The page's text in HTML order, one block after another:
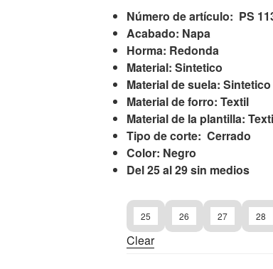
was:
$900.00.
is:
$850.00.
Número de artículo: PS
Acabado: Napa
Horma: Redonda
Material: Sintetico
Material de suela: Sintetico
Material de forro: Textil
Material de la plantilla:
Tipo de corte: Cerrado
Color: Negro
Del 25 al 29 sin medios
25 26 27 28
Clear